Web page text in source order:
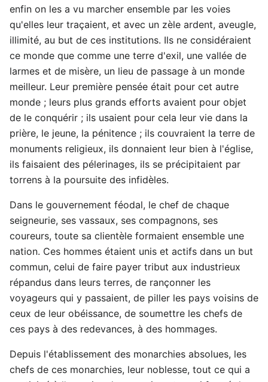
enfin on les a vu marcher ensemble par les voies
qu'elles leur traçaient, et avec un zèle ardent, aveugle,
illimité, au but de ces institutions. Ils ne considéraient
ce monde que comme une terre d'exil, une vallée de
larmes et de misère, un lieu de passage à un monde
meilleur. Leur première pensée était pour cet autre
monde ; leurs plus grands efforts avaient pour objet
de le conquérir ; ils usaient pour cela leur vie dans la
prière, le jeune, la pénitence ; ils couvraient la terre de
monuments religieux, ils donnaient leur bien à l'église,
ils faisaient des pélerinages, ils se précipitaient par
torrens à la poursuite des infidèles.
Dans le gouvernement féodal, le chef de chaque
seigneurie, ses vassaux, ses compagnons, ses
coureurs, toute sa clientèle formaient ensemble une
nation. Ces hommes étaient unis et actifs dans un but
commun, celui de faire payer tribut aux industrieux
répandus dans leurs terres, de rançonner les
voyageurs qui y passaient, de piller les pays voisins de
ceux de leur obéissance, de soumettre les chefs de
ces pays à des redevances, à des hommages.
Depuis l'établissement des monarchies absolues, les
chefs de ces monarchies, leur noblesse, tout ce qui a